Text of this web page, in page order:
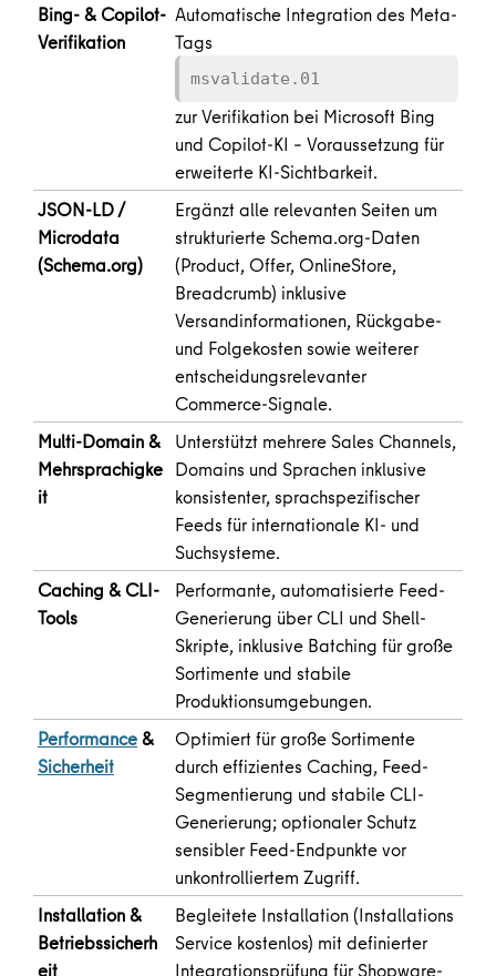
Bing- & Copilot-
Verifikation
Automatische Integration des Meta-
Tags
msvalidate.01
zur Verifikation bei Microsoft Bing
und Copilot-KI – Voraussetzung für
erweiterte KI-Sichtbarkeit.
JSON-LD /
Microdata
(Schema.org)
Ergänzt alle relevanten Seiten um
strukturierte Schema.org-Daten
(Product, Offer, OnlineStore,
Breadcrumb) inklusive
Versandinformationen, Rückgabe-
und Folgekosten sowie weiterer
entscheidungsrelevanter
Commerce-Signale.
Multi-Domain &
Mehrsprachigke
it
Unterstützt mehrere Sales Channels,
Domains und Sprachen inklusive
konsistenter, sprachspezifischer
Feeds für internationale KI- und
Suchsysteme.
Caching & CLI-
Tools
Performante, automatisierte Feed-
Generierung über CLI und Shell-
Skripte, inklusive Batching für große
Sortimente und stabile
Produktionsumgebungen.
Performance&
Sicherheit
Optimiert für große Sortimente
durch effizientes Caching, Feed-
Segmentierung und stabile CLI-
Generierung; optionaler Schutz
sensibler Feed-Endpunkte vor
unkontrolliertem Zugriff.
Installation &
Betriebssicherh
eit
Begleitete Installation (Installations
Service kostenlos) mit definierter
Integrationsprüfung für Shopware-